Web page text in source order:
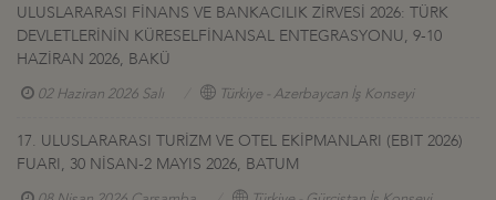
ULUSLARARASI FİNANS VE BANKACILIK ZİRVESİ 2026: TÜRK
DEVLETLERİNİN KÜRESELFİNANSAL ENTEGRASYONU, 9-10
HAZİRAN 2026, BAKÜ
02 Haziran 2026 Salı Türkiye - Azerbaycan İş Konseyi
17. ULUSLARARASI TURİZM VE OTEL EKİPMANLARI (EBIT 2026)
FUARI, 30 NİSAN-2 MAYIS 2026, BATUM